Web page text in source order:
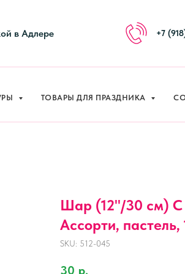
в Адлере +7
ТОВАРЫ ДЛЯ ПРАЗДНИКА
Шар (12''/30 см) С
Ассорти, пастель,
SKU: 512-045
30 р.